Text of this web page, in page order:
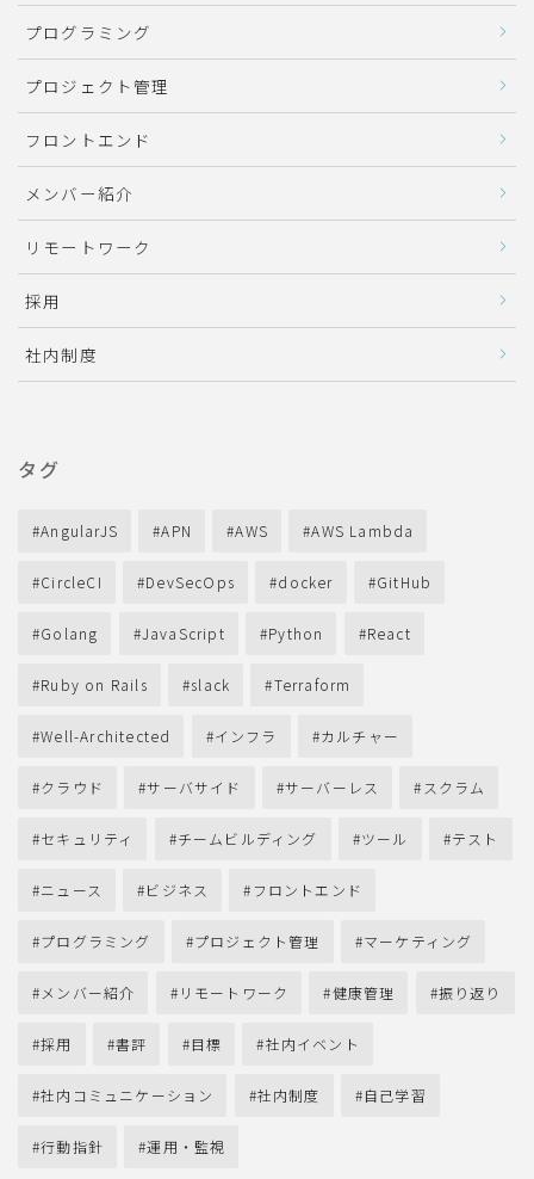
プログラミング
プロジェクト管理
フロントエンド
メンバー紹介
リモートワーク
採用
社内制度
タグ
AngularJS APN AWS AWS Lambda
CircleCI DevSecOps docker GitHub
Golang JavaScript Python React
Ruby on Rails slack Terraform
Well-Architected インフラ カルチャー
クラウド サーバサイド サーバーレス スクラム
セキュリティ チームビルディング ツール テスト
ニュース ビジネス フロントエンド
プログラミング プロジェクト管理 マーケティング
メンバー紹介 リモートワーク 健康管理 振り返り
採用 書評 目標 社内イベント
社内コミュニケーション 社内制度 自己学習
行動指針 運用・監視